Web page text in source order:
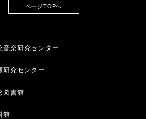
ページTOPへ
音楽研究センター
研究センター
図書館
館